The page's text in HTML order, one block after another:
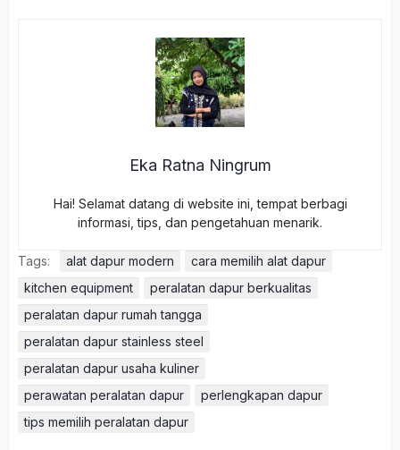
Eka Ratna Ningrum
Hai! Selamat datang di website ini, tempat berbagi
informasi, tips, dan pengetahuan menarik.
Tags: alat dapur modern
cara memilih alat dapur
kitchen equipment
peralatan dapur berkualitas
peralatan dapur rumah tangga
peralatan dapur stainless steel
peralatan dapur usaha kuliner
perawatan peralatan dapur
perlengkapan dapur
tips memilih peralatan dapur